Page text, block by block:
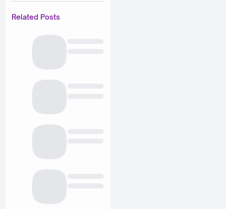
Related Posts